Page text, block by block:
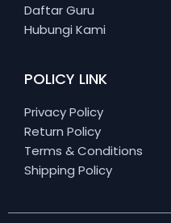
Daftar Guru
Hubungi Kami
POLICY LINK
Privacy Policy
Return Policy
Terms & Conditions
Shipping Policy